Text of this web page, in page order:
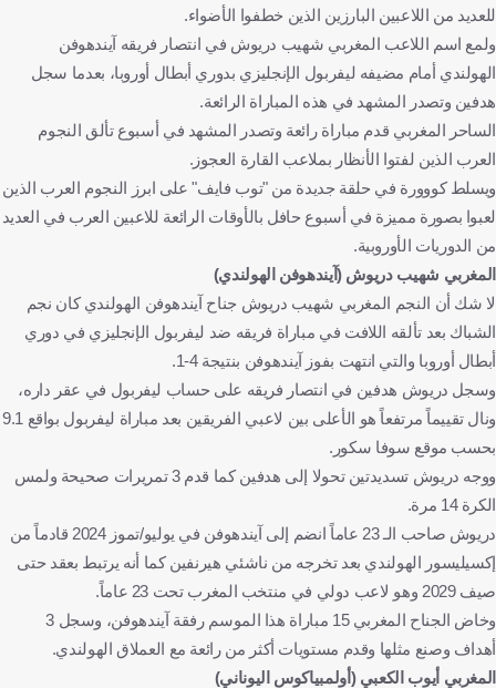
أولمبياكوس
ريال مدريد أيوب الكعبي
محمود داوود
عيسى ماندي ياسين بلخادم إنجلترا
هولندا
اليونان
إسبانيا المغرب سوريا
كرة قدم
للعديد من اللاعبين البارزين الذين خطفوا الأضواء.
ولمع اسم اللاعب المغربي شهيب دريوش في انتصار فريقه آيندهوفن
الهولندي أمام مضيفه ليفربول الإنجليزي بدوري أبطال أوروبا، بعدما سجل
هدفين وتصدر المشهد في هذه المباراة الرائعة.
الساحر المغربي قدم مباراة رائعة وتصدر المشهد في أسبوع تألق النجوم
العرب الذين لفتوا الأنظار بملاعب القارة العجوز.
ويسلط كووورة في حلقة جديدة من "توب فايف" على ابرز النجوم العرب الذين
لعبوا بصورة مميزة في أسبوع حافل بالأوقات الرائعة للاعبين العرب في العديد
من الدوريات الأوروبية.
المغربي شهيب دريوش (آيندهوفن الهولندي)
لا شك أن النجم المغربي شهيب دريوش جناح آيندهوفن الهولندي كان نجم
الشباك بعد تألقه اللافت في مباراة فريقه ضد ليفربول الإنجليزي في دوري
أبطال أوروبا والتي انتهت بفوز آيندهوفن بنتيجة 4-1.
وسجل دريوش هدفين في انتصار فريقه على حساب ليفربول في عقر داره،
ونال تقييماً مرتفعاً هو الأعلى بين لاعبي الفريقين بعد مباراة ليفربول بواقع 9.1
بحسب موقع سوفا سكور.
ووجه دريوش تسديدتين تحولا إلى هدفين كما قدم 3 تمريرات صحيحة ولمس
الكرة 14 مرة.
دريوش صاحب الـ 23 عاماً انضم إلى آيندهوفن في يوليو/تموز 2024 قادماً من
إكسيليسور الهولندي بعد تخرجه من ناشئي هيرنفين كما أنه يرتبط بعقد حتى
صيف 2029 وهو لاعب دولي في منتخب المغرب تحت 23 عاماً.
وخاض الجناح المغربي 15 مباراة هذا الموسم رفقة آيندهوفن، وسجل 3
أهداف وصنع مثلها وقدم مستويات أكثر من رائعة مع العملاق الهولندي.
المغربي أيوب الكعبي (أولمبياكوس اليوناني)